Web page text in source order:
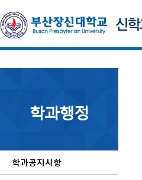
학과행정
학과공지사항